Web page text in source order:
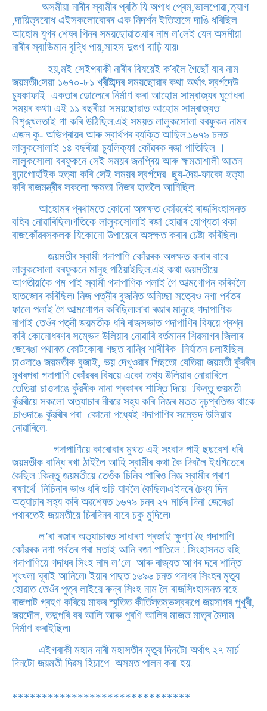
অসমীয়া নাৰীৰ স্বামীৰ প্ৰতি যি অগাধ প্ৰেম,ভালপোৱা,ত্যাগ
,দায়িত্ববোধ এইসকলোবোৰৰ এক নিদৰ্শন ইতিহাসে দাঙি ধৰিছিল
আহোম যুগৰ শেষৰ পিনৰ সময়ছোৱাত৷যাৰ নাম ল’লেই যেন অসমীয়া
নাৰীৰ স্বাভিমান বৃদ্ধি পায়,সাহস দুগুণ বাঢ়ি যায়৷
হয়,মই সেইগৰাকী নাৰীৰ বিষয়েই ক’বলৈ গৈছোঁ যাৰ নাম
জয়মতী৷সেয়া ১৬৭০-৮১ খ্ৰীষ্টাব্দৰ সময়ছোৱাৰ কথা অৰ্থাৎ স্বৰ্গদেউ
চ্যুকাফাই একতাৰ ডোলেৰে নিৰ্মাণ কৰা আহোম সাম্ৰাজ্যৰ ঘূণেধৰা
সময়ৰ কথা৷ এই ১১ বছৰীয়া সময়ছোৱাত আহোম সাম্ৰাজ্যত
বিশৃঙ্খলতাই গা কৰি উঠিছিল৷এই সময়ত লালুকসোলা বৰফুকন নামৰ
এজন কু- অভিপ্ৰায়ৰ আৰু স্বাৰ্থপৰ ব্যক্তি আছিল৷১৬৭৯ চনত
লালুকসোলাই ১৪ বছৰীয়া চ্যুলিক্‌ফা কোঁৱৰক ৰজা পাতিছিল ।
লালুকসোলা বৰফুকনে সেই সময়ৰ জনপ্ৰিয় আৰু ক্ষমতাশালী আতন
বুঢ়াগোহাঁইক হত্যা কৰি সেই সময়ৰ স্বৰ্গদেৱ ছ্যু-দৈয়-ফাকো হত্যা
কৰি ৰাজমন্ত্ৰীৰ সকলো ক্ষমতা নিজৰ হাতলৈ আনিছিল৷
আহোমৰ প্ৰথামতে কোনো অঙ্গক্ষত কোঁৱৰেই ৰাজসিংহাসনত
বহিব নোৱাৰিছিল৷গতিকে লালুকসোলাই ৰজা হোৱাৰ যোগ্যতা থকা
ৰাজকোঁৱৰসকলক যিকোনো উপায়েৰে অঙ্গক্ষত কৰাৰ চেষ্টা কৰিছিল৷
জয়মতীৰ স্বামী গদাপাণি কোঁৱৰক অঙ্গক্ষত কৰাৰ বাবে
লালুকসোলা বৰফুকনে মানুহ পঠিয়াইছিল৷এই কথা জয়মতীয়ে
আগতীয়াকৈ গম পাই স্বামী গদাপাণিক পলাই গৈ আত্মগোপন কৰিবলৈ
হাতজোৰ কৰিছিল৷ নিজ পত্নীৰ বুজনিত অনিচ্ছা সত্বেও নগা পৰ্বতৰ
ফালে পলাই গৈ আত্মগোপন কৰিছিল৷ল’ৰা ৰজাৰ মানুহে গদাপাণিক
নাপাই তেওঁৰ পত্নী জয়মতীক ধৰি ৰাজসভাত গদাপাণিৰ বিষয়ে প্ৰশ্ন
কৰি কোনোধৰণৰ সম্ভেদ উলিয়াব নোৱাৰি বৰ্তমানৰ শিৱসাগৰ জিলাৰ
জেৰেঙা পথাৰত কোটকোৰা গছত বান্ধি শাৰীৰিক নিৰ্যাতন চলাইছিল৷
চাওদাঙে জয়মতীক বুজাই, ভয় দেখুওৱাৰ পিছতো যেতিয়া জয়মতী কুঁৱৰীৰ
মুখৰপৰা গদাপাণি কোঁৱৰৰ বিষয়ে একো তথ্য উলিয়াব নোৱাৰিলে
তেতিয়া চাওদাঙে কুঁৱৰীক নানা প্ৰকাৰৰ শাস্তি দিয়ে ৷কিন্তু জয়মতী
কুঁৱৰীয়ে সকলো অত্যাচাৰ নীৰৱে সহ্য কৰি নিজৰ মতত দৃঢ়প্ৰতিজ্ঞ থাকে
৷চাওদাঙে কুঁৱৰীৰ পৰা কোনো পধ্যেই গদাপাণিৰ সম্ভেদ উলিয়াব
নোৱাৰিলে৷
গদাপাণিয়ে কাৰোবাৰ মুখত এই সংবাদ পাই ছদ্মবেশ ধৰি
জয়মতীক বান্ধি ৰখা ঠাইলৈ আহি স্বামীৰ কথা কৈ দিবলৈ ইংগিতেৰে
কৈছিল ৷কিন্তু জয়মতীয়ে তেওঁক চিনিব পাৰিও নিজ স্বামীৰ প্ৰাণ
ৰক্ষাৰ্থে নিচিনাৰ ভাও ধৰি গুচি যাবলৈ কৈছিল৷এইদৰে চৈধ্য দিন
অত্যাচাৰ সহ্য কৰি অৱশেষত ১৬৭৯ চনৰ ২৭ মাৰ্চৰ দিনা জেৰেঙা
পথাৰতেই জয়মতীয়ে চিৰদিনৰ বাবে চকু মুদিলে৷
ল’ৰা ৰজাৰ অত্যাচাৰত সাধাৰণ প্ৰজাই ক্ষুণ্ণ হৈ গদাপাণি
কোঁৱৰক নগা পৰ্বতৰ পৰা মতাই আনি ৰজা পাতিলে ৷ সিংহাসনত বহি
গদাপাণিয়ে গদাধৰ সিংহ নাম ল’লে আৰু ৰাজ্যত আগৰ দৰে শান্তি
শৃংখলা ঘূৰাই আনিলে৷ ইয়াৰ পাছত ১৬৯৬ চনত গদাধৰ সিংহৰ মৃত্যু
হোৱাত তেওঁৰ পুত্ৰ লাইয়ে ৰুদ্ৰ সিংহ নাম লৈ ৰাজসিংহাসনত বহে৷
ৰাজপাট গ্ৰহণ কৰিয়ে মাকৰ স্মৃতিত কীৰ্তিস্তম্ভস্বৰূপে জয়সাগৰ পুখুৰী,
জয়দৌল, তদুপৰি বৰ আলি আৰু পুৰণি আলিৰ মাজত মাতৃৰ মৈদাম
নিৰ্মাণ কৰাইছিল৷
এইগৰাকী মহান নাৰী মহাসতীৰ মৃত্যু দিনটো অৰ্থাৎ ২৭ মাৰ্চ
দিনটো জয়মতী দিৱস হিচাপে অসমত পালন কৰা হয়৷
******************************